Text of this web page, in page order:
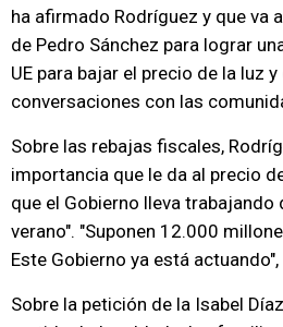
ha afirmado Rodríguez y que va
de Pedro Sánchez para lograr
UE para bajar el precio de la luz
conversaciones con las
Sobre las rebajas fiscales,
importancia que le da al precio
que el Gobierno lleva trabajando
verano". "Suponen 12.000
Este Gobierno ya está
Sobre la petición de la Isabel